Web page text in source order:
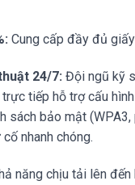
Cung cấp đầy đủ
24/7: Đội ngũ kỹ
tiếp hỗ trợ cấu
sách bảo mật (WPA3,
nhanh chóng.
năng chịu tải lên đến